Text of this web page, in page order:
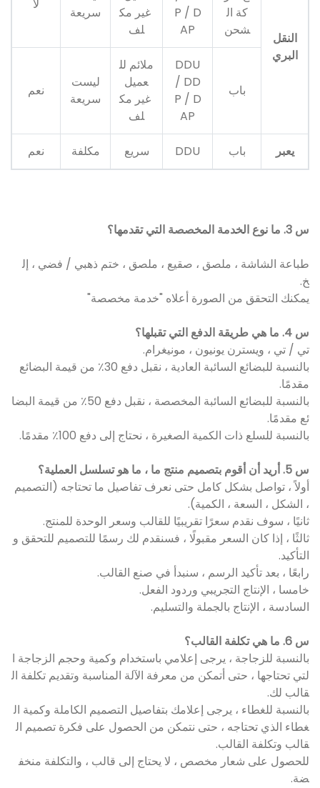
النقل
البري
كة ال
شحن
P / D
AP
غير مك
لف
سريعة
لا
باب
DDU
/ DD
P / D
AP
ملائم لل
عميل
غير مك
لف
ليست
سريعة
نعم
يعبر باب DDU سريع مكلفة نعم
س 3. ما نوع الخدمة المخصصة التي تقدمها؟
طباعة الشاشة ، ملصق ، صقيع ، ملصق ، ختم ذهبي / فضي ، إل
خ.
يمكنك التحقق من الصورة أعلاه "خدمة مخصصة"
س 4. ما هي طريقة الدفع التي تقبلها؟
تي / تي ، ويسترن يونيون ، مونيغرام.
بالنسبة للبضائع السائبة العادية ، نقبل دفع 30٪ من قيمة البضائع
مقدمًا.
بالنسبة للبضائع السائبة المخصصة ، نقبل دفع 50٪ من قيمة البضا
ئع مقدمًا.
بالنسبة للسلع ذات الكمية الصغيرة ، نحتاج إلى دفع 100٪ مقدمًا.
س 5. أريد أن أقوم بتصميم منتج ما ، ما هو تسلسل العملية؟
أولاً ، تواصل بشكل كامل حتى نعرف تفاصيل ما تحتاجه (التصميم
، الشكل ، السعة ، الكمية).
ثانيًا ، سوف نقدم سعرًا تقريبيًا للقالب وسعر الوحدة للمنتج.
ثالثًا ، إذا كان السعر مقبولًا ، فسنقدم لك رسمًا للتصميم للتحقق و
التأكيد.
رابعًا ، بعد تأكيد الرسم ، سنبدأ في صنع القالب.
خامسا ، الإنتاج التجريبي وردود الفعل.
السادسة ، الإنتاج بالجملة والتسليم.
س 6. ما هي تكلفة القالب؟
بالنسبة للزجاجة ، يرجى إعلامي باستخدام وكمية وحجم الزجاجة ا
لتي تحتاجها ، حتى أتمكن من معرفة الآلة المناسبة وتقديم تكلفة ال
قالب لك.
بالنسبة للغطاء ، يرجى إعلامك بتفاصيل التصميم الكاملة وكمية ال
غطاء الذي تحتاجه ، حتى نتمكن من الحصول على فكرة تصميم ال
قالب وتكلفة القالب.
للحصول على شعار مخصص ، لا يحتاج إلى قالب ، والتكلفة منخف
ضة.